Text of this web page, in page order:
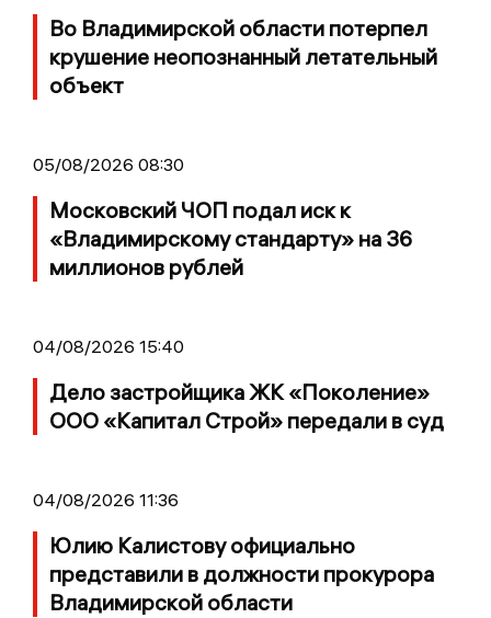
Во Владимирской области потерпел
крушение неопознанный летательный
объект
05/08/2026 08:30
Московский ЧОП подал иск к
«Владимирскому стандарту» на 36
миллионов рублей
04/08/2026 15:40
Дело застройщика ЖК «Поколение»
ООО «Капитал Строй» передали в суд
04/08/2026 11:36
Юлию Калистову официально
представили в должности прокурора
Владимирской области